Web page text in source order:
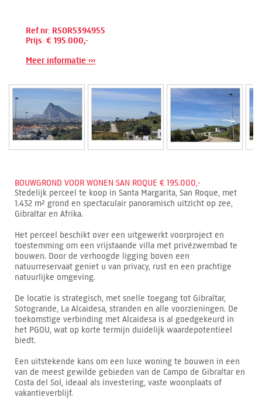
Ref.nr: RSOR5394955
Prijs: € 195.000,-
Meer informatie ›››
BOUWGROND VOOR WONEN SAN ROQUE € 195.000,-
Stedelijk perceel te koop in Santa Margarita, San Roque, met
1.432 m² grond en spectaculair panoramisch uitzicht op zee,
Gibraltar en Afrika.
Het perceel beschikt over een uitgewerkt voorproject en
toestemming om een vrijstaande villa met privézwembad te
bouwen. Door de verhoogde ligging boven een
natuurreservaat geniet u van privacy, rust en een prachtige
natuurlijke omgeving.
De locatie is strategisch, met snelle toegang tot Gibraltar,
Sotogrande, La Alcaidesa, stranden en alle voorzieningen. De
toekomstige verbinding met Alcaidesa is al goedgekeurd in
het PGOU, wat op korte termijn duidelijk waardepotentieel
biedt.
Een uitstekende kans om een luxe woning te bouwen in een
van de meest gewilde gebieden van de Campo de Gibraltar en
Costa del Sol, ideaal als investering, vaste woonplaats of
vakantieverblijf.